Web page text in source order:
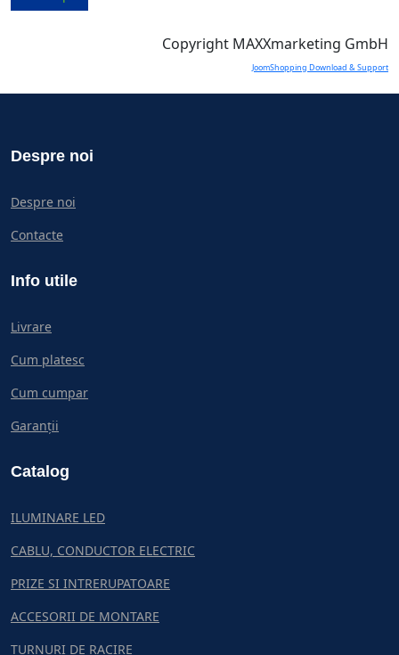
Copyright MAXXmarketing GmbH
JoomShopping Download & Support
Despre noi
Despre noi
Contacte
Info utile
Livrare
Cum platesc
Cum cumpar
Garanții
Catalog
ILUMINARE LED
CABLU, CONDUCTOR ELECTRIC
PRIZE SI INTRERUPATOARE
ACCESORII DE MONTARE
TURNURI DE RACIRE